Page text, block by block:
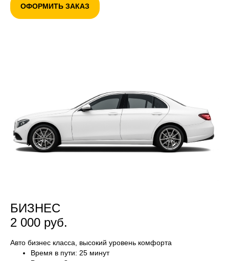
ОФОРМИТЬ ЗАКАЗ
БИЗНЕС
2 000 руб.
Авто бизнес класса, высокий уровень комфорта
Время в пути: 25 минут